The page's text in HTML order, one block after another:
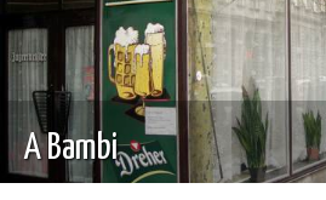
A Bambi